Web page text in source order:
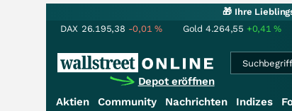
🎁 Ihre
DAX 26.195,38 -0,01% Gold 4.264,55 +0,41%
Depot eröffnen
Aktien Community Nachrichten Indizes